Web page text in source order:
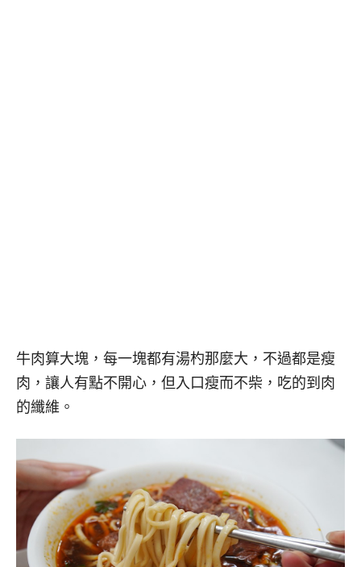
牛肉算大塊，每一塊都有湯杓那麼大，不過都是瘦
肉，讓人有點不開心，但入口瘦而不柴，吃的到肉
的纖維。